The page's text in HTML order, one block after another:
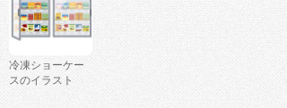
冷凍ショーケー
スのイラスト